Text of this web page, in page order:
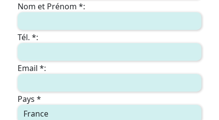
Nom et Prénom *:
Tél. *:
Email *:
Pays *